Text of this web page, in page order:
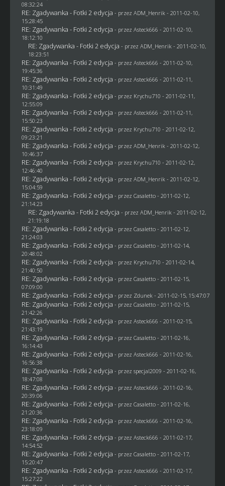
08:32:24
RE: Zgadywanka - Fotki 2 edycja - przez ADM_Henrik - 2011-02-10,
15:28:45
RE: Zgadywanka - Fotki 2 edycja - przez Asteck666 - 2011-02-10,
18:12:10
RE: Zgadywanka - Fotki 2 edycja - przez ADM_Henrik - 2011-02-10,
18:23:51
RE: Zgadywanka - Fotki 2 edycja - przez Asteck666 - 2011-02-10,
19:45:36
RE: Zgadywanka - Fotki 2 edycja - przez Asteck666 - 2011-02-11,
10:31:49
RE: Zgadywanka - Fotki 2 edycja - przez Krychu710 - 2011-02-11,
12:55:09
RE: Zgadywanka - Fotki 2 edycja - przez Asteck666 - 2011-02-11,
15:50:23
RE: Zgadywanka - Fotki 2 edycja - przez Krychu710 - 2011-02-12,
09:23:21
RE: Zgadywanka - Fotki 2 edycja - przez ADM_Henrik - 2011-02-12,
10:46:37
RE: Zgadywanka - Fotki 2 edycja - przez Krychu710 - 2011-02-12,
12:46:40
RE: Zgadywanka - Fotki 2 edycja - przez ADM_Henrik - 2011-02-12,
15:04:59
RE: Zgadywanka - Fotki 2 edycja - przez Casaletto- 2011-02-12,
21:14:23
RE: Zgadywanka - Fotki 2 edycja - przez ADM_Henrik - 2011-02-12,
21:19:18
RE: Zgadywanka - Fotki 2 edycja - przez Casaletto- 2011-02-12,
21:24:03
RE: Zgadywanka - Fotki 2 edycja - przez Casaletto- 2011-02-14,
20:48:02
RE: Zgadywanka - Fotki 2 edycja - przez Krychu710 - 2011-02-14,
21:40:50
RE: Zgadywanka - Fotki 2 edycja - przez Casaletto- 2011-02-15,
07:09:00
RE: Zgadywanka - Fotki 2 edycja - przez Zdunek - 2011-02-15, 15:47:07
RE: Zgadywanka - Fotki 2 edycja - przez Casaletto- 2011-02-15,
21:42:26
RE: Zgadywanka - Fotki 2 edycja - przez Asteck666 - 2011-02-15,
21:43:19
RE: Zgadywanka - Fotki 2 edycja - przez Casaletto- 2011-02-16,
16:14:43
RE: Zgadywanka - Fotki 2 edycja - przez Asteck666 - 2011-02-16,
16:56:38
RE: Zgadywanka - Fotki 2 edycja - przez specjal2009 - 2011-02-16,
18:47:08
RE: Zgadywanka - Fotki 2 edycja - przez Asteck666 - 2011-02-16,
20:39:06
RE: Zgadywanka - Fotki 2 edycja - przez Casaletto- 2011-02-16,
21:20:36
RE: Zgadywanka - Fotki 2 edycja - przez Asteck666 - 2011-02-16,
23:18:09
RE: Zgadywanka - Fotki 2 edycja - przez Asteck666 - 2011-02-17,
14:54:52
RE: Zgadywanka - Fotki 2 edycja - przez Casaletto- 2011-02-17,
15:20:47
RE: Zgadywanka - Fotki 2 edycja - przez Asteck666 - 2011-02-17,
15:27:22